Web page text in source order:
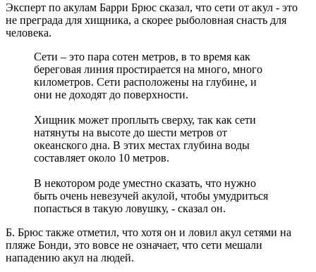
Эксперт по акулам Барри Брюс сказал, что сети от акул - это
не преграда для хищника, а скорее рыболовная снасть для
человека.
Сети – это пара сотен метров, в то время как
береговая линия простирается на много, много
километров. Сети расположены на глубине, и
они не доходят до поверхности.
Хищник может проплыть сверху, так как сети
натянуты на высоте до шести метров от
океанского дна. В этих местах глубина воды
составляет около 10 метров.
В некотором роде уместно сказать, что нужно
быть очень невезучей акулой, чтобы умудриться
попасться в такую ловушку, - сказал он.
Б. Брюс также отметил, что хотя он и ловил акул сетями на
пляже Бонди, это вовсе не означает, что сети мешали
нападению акул на людей.